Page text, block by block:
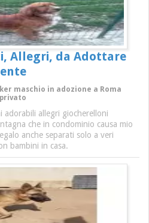
Allegri, da Adottare
maschio in adozione a Roma
adorabili allegri giocherelloni
che in condominio causa mio
anche separati solo a veri
bambini in casa.